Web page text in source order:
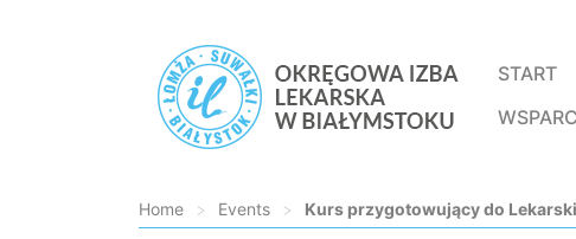
START
Home > Events > Kurs przygotowujący do